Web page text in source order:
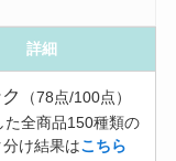
詳細
（78点/100点）
全商品150種類の
分け結果はこちら